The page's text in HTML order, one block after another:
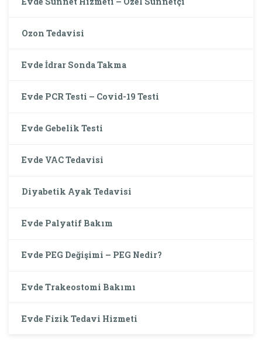
Ozon Tedavisi
Evde İdrar Sonda Takma
Evde PCR Testi – Covid-19 Testi
Evde Gebelik Testi
Evde VAC Tedavisi
Diyabetik Ayak Tedavisi
Evde Palyatif Bakım
Evde PEG Değişimi – PEG Nedir?
Evde Trakeostomi Bakımı
Evde Fizik Tedavi Hizmeti